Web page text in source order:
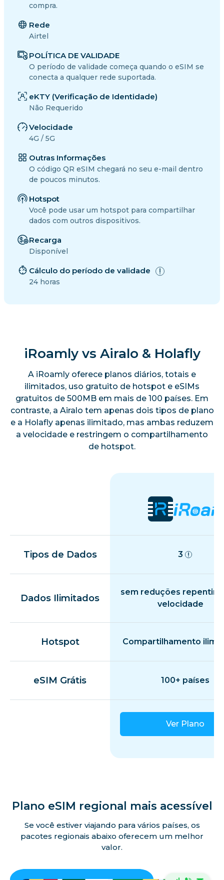
compra.
Rede
Airtel
POLÍTICA DE VALIDADE
O período de validade começa quando o eSIM se
conecta a qualquer rede suportada.
eKTY (Verificação de Identidade)
Não Requerido
Velocidade
4G / 5G
Outras Informações
O código QR eSIM chegará no seu e-mail dentro
de poucos minutos.
Hotspot
Você pode usar um hotspot para compartilhar
dados com outros dispositivos.
Recarga
Disponível
Cálculo do período de validade
24 horas
iRoamly vs Airalo & Holafly
A iRoamly oferece planos diários, totais e
ilimitados, uso gratuito de hotspot e eSIMs
gratuitos de 500MB em mais de 100 países. Em
contraste, a Airalo tem apenas dois tipos de plano
e a Holafly apenas ilimitado, mas ambas reduzem
a velocidade e restringem o compartilhamento
de hotspot.
Tipos de Dados 3
Dados Ilimitados
sem reduções
velocidade
Hotspot Compartilhamento
eSIM Grátis 100+ países
Ver Plano
Plano eSIM regional mais acessível
Se você estiver viajando para vários países, os
pacotes regionais abaixo oferecem um melhor
valor.